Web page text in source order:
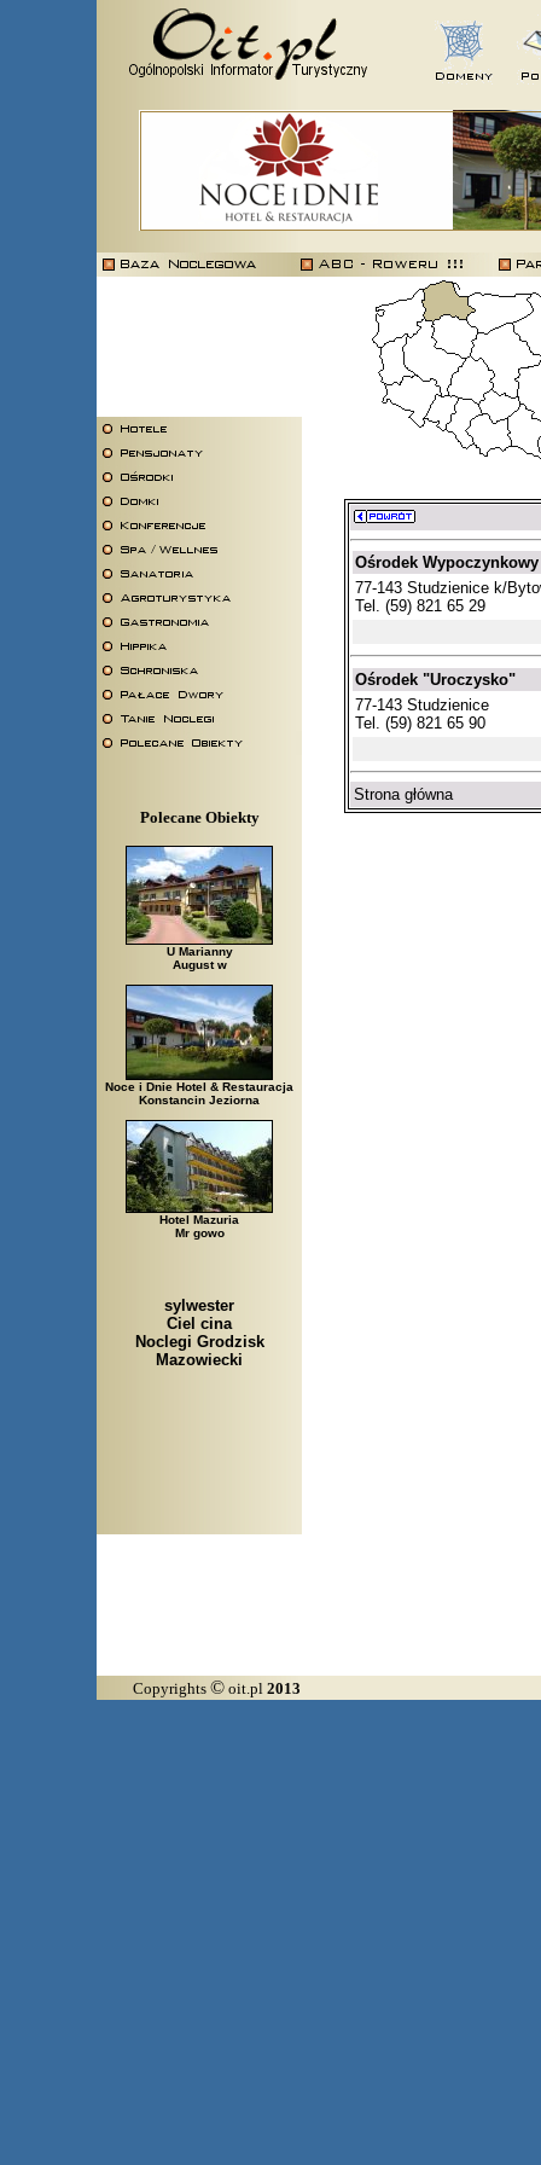
Polecane Obiekty
U Marianny
August w
Noce i Dnie Hotel & Restauracja
Konstancin Jeziorna
Hotel Mazuria
Mr gowo
sylwester
Ciel cina
Noclegi Grodzisk
Mazowiecki
Ośrodek
77-143 Studzienice k/
Tel. (59) 821 65 29
Ośrodek "Uroczysko"
77-143 Studzienice
Tel. (59) 821 65 90
Strona główna
Copyrights © oit.pl 2013